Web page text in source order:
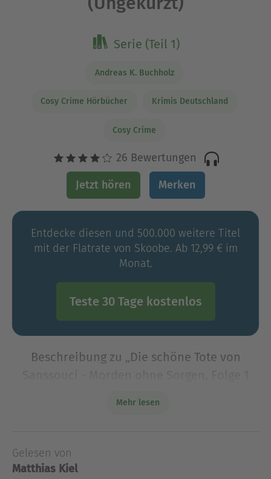
Serie (Teil 1)
Andreas K. Buchholz
Cosy Crime Hörbücher Krimis Deutschland
Cosy Crime
26 Bewertungen
Jetzt hören Merken
Entdecke diesen und 500.000 weitere Titel
mit der Flatrate von Skoobe. Ab 12,99 € im
Monat.
Teste 30 Tage kostenlos
Beschreibung zu „Die schöne Tote von
Heimatstadt Potsdam zurück. Seine Karriere als
Journalist hat er gerade erst mit voller Wucht
gegen die Wand gefahren, n
Mehr lesen
Gelesen von
Matthias Kiel